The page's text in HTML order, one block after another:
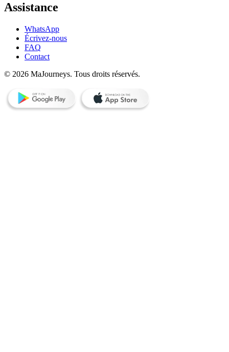
Assistance
WhatsApp
Écrivez-nous
FAQ
Contact
© 2026 MaJourneys. Tous droits réservés.